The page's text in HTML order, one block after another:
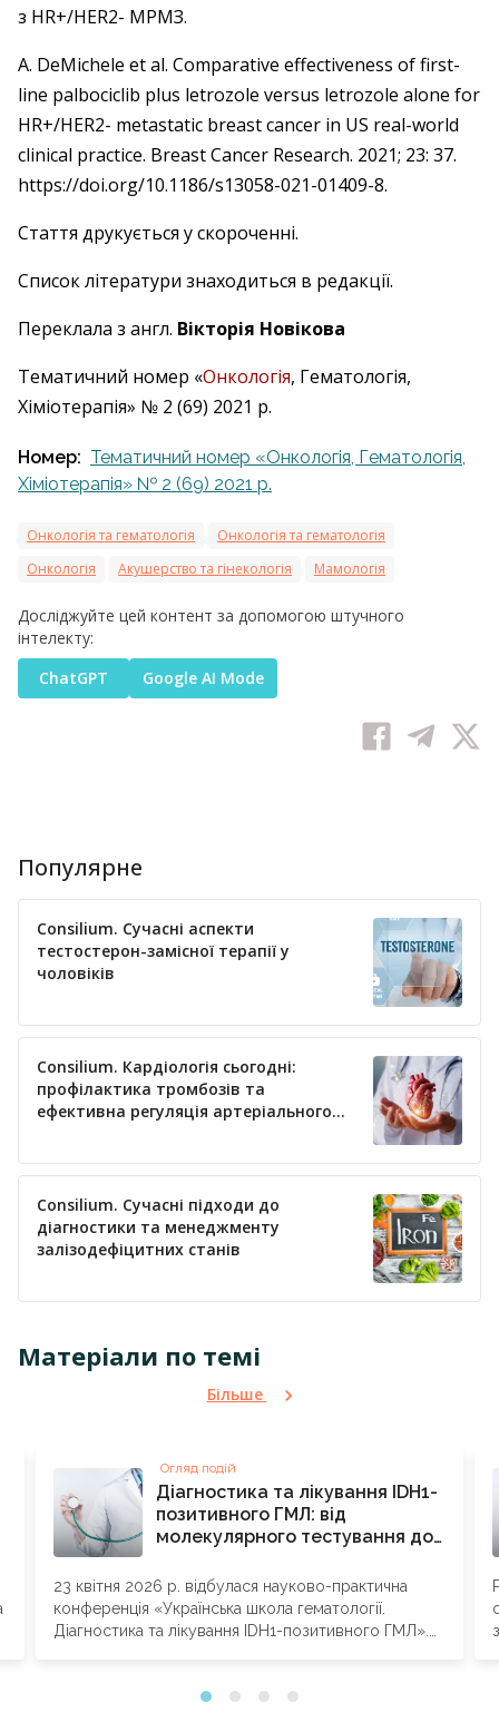
з HR+/HER2- МРМЗ.
A. DeMichele et al. Comparative effectiveness of first-
line palbociclib plus letrozole versus letrozole alone for
HR+/HER2- metastatic breast cancer in US real-world
clinical practice. Breast Cancer Research. 2021; 23: 37.
https://doi.org/10.1186/s13058-021-01409-8.
Стаття друкується у скороченні.
Список літератури знаходиться в редакції.
Переклала з англ. Вікторія Новікова
Тематичний номер «Онкологія, Гематологія,
Хіміотерапія» № 2 (69) 2021 р.
Номер: Тематичний номер «Онкологія, Гематологія,
Хіміотерапія» № 2 (69) 2021 р.
Онкологія та гематологія
Онкологія та гематологія
Онкологія
Акушерство та гінекологія Мамологія
Досліджуйте цей контент за допомогою штучного
інтелекту:
ChatGPT
Google AI Mode
Популярне
Consilium. Сучасні аспекти
тестостерон-замісної терапії у
чоловіків
Consilium. Кардіологія сьогодні:
профілактика тромбозів та
ефективна регуляція артеріального
Consilium. Сучасні підходи до
діагностики та менеджменту
залізодефіцитних станів
Матеріали по темі
Більше
Огляд подій
Діагностика та лікування IDH1-
позитивного ГМЛ: від
молекулярного тестування до
23 квітня 2026 р. відбулася науково-практична
конференція «Українська школа гематології.
Діагностика та лікування IDH1-позитивного ГМЛ».